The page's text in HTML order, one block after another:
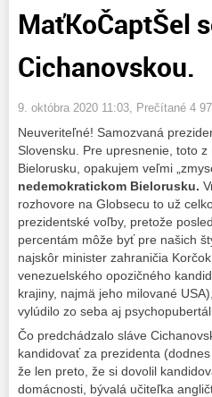
MaťKoČaptŠel
Cichanovskou.
9. októbra 2020 11:03 , Prečítané 4
Neuveriteľné! Samozvaná
Slovensku. Pre upresnenie, toto
Bielorusku, opakujem veľmi
nedemokratickom Bielorusku.
rozhovore na Globsecu to už
prezidentské voľby, pretože
percentám môže byť pre našich
najskôr minister zahraničia
venezuelského opozičného
krajiny, najmä jeho milované
vylúdilo zo seba aj
Čo predchádzalo sláve
kandidovať za prezidenta
že len preto, že si dovolil
domácnosti, bývalá učiteľka